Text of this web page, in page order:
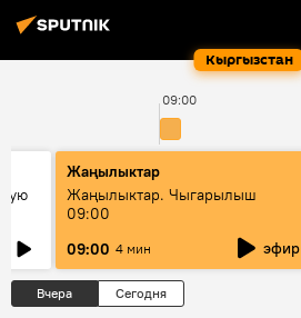
Кыргызстан
09:00
Жаңылыктар
Жаңылыктар. Чыгарылыш
09:00
09:00 4 мин эфир
Вчера Сегодня